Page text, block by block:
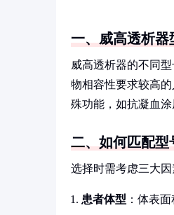
一、威高透析
威高透析器的不同
物相容性要求较高
殊功能，如抗凝血涂
二、如何匹配型
选择时需考虑三大因
患者体型 ：体表